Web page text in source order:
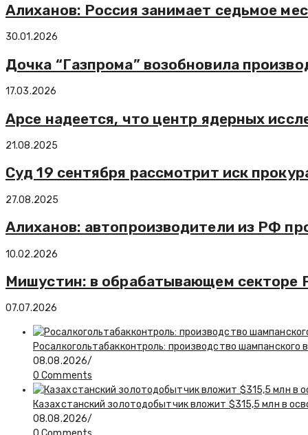
Алиханов: Россия занимает седьмое
30.01.2026
Дочка “Газпрома” возобновила
17.03.2026
Арсе надеется, что центр ядерных
21.08.2025
Суд 19 сентября рассмотрит иск
27.08.2025
Алиханов: автопроизводители из РФ
10.02.2026
Мишустин: в обрабатывающем секторе
07.07.2026
Росалкогольтабакконтроль: производство шампанского
08.08.2026/
0 Comments
Казахстанский золотодобытчик вложит $315,5 млн в
08.08.2026/